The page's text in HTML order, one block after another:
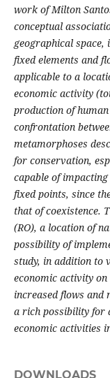
work of Milton
conceptual
geographical space,
fixed elements and
applicable to a
economic activity
production of
confrontation
metamorphoses
for conservation,
capable of
fixed points, since
that of coexistence.
(RO), a location of
possibility of
study, in addition to
economic activity
increased flows and
a rich possibility for
economic activities
DOWNLOADS